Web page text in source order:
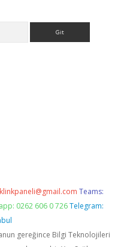
Teams:
0262 606 0 726 Telegram:
gereğince Bilgi Teknolojileri